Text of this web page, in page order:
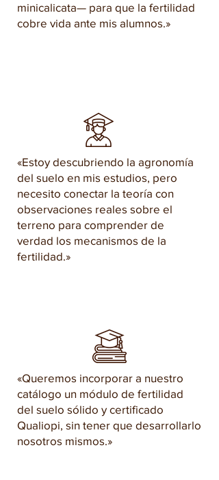
minicalicata— para que la fertilidad
cobre vida ante mis alumnos.»
«Estoy descubriendo la agronomía
del suelo en mis estudios, pero
necesito conectar la teoría con
observaciones reales sobre el
terreno para comprender de
verdad los mecanismos de la
fertilidad.»
«Queremos incorporar a nuestro
catálogo un módulo de fertilidad
del suelo sólido y certificado
Qualiopi, sin tener que desarrollarlo
nosotros mismos.»